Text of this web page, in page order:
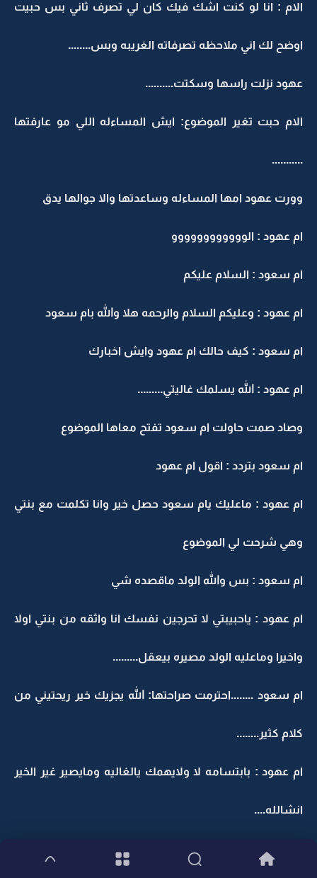
الام : انا لو كنت اشك فيك كان لي تصرف ثاني بس حبيت
اوضح لك اني ملاحظه تصرفاته الغريبه وبس........
عهود نزلت راسها وسكتت..........
الام حبت تغير الموضوع: ايش المساءله اللي مو عارفتها
...........
وورت عهود امها المساءله وساعدتها والا جوالها يدق
ام عهود : الوووووووووووو
ام سعود : السلام عليكم
ام عهود : وعليكم السلام والرحمه هلا والله بام سعود
ام سعود : كيف حالك ام عهود وايش اخبارك
ام عهود : الله يسلمك غاليتي.........
وصاد صمت حاولت ام سعود تفتح معاها الموضوع
ام سعود بتردد : اقول ام عهود
ام عهود : ماعليك يام سعود حصل خير وانا تكلمت مع بنتي
وهي شرحت لي الموضوع
ام سعود : بس والله الولد ماقصده شي
ام عهود : ياحبيبتي لا تحرجين نفسك انا واثقه من بنتي اولا
واخيرا وماعليه الولد مصيره بيعقل.........
ام سعود ........احترمت صراحتها: الله يجزيك خير ريحتيني من
كلام كثير........
ام عهود : بابتسامه لا ولايهمك يالغاليه ومايصير غير الخير
انشالله....